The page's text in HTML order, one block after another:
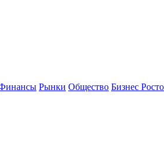
Рынки Общество Бизнес